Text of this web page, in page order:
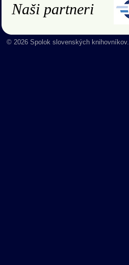
Naši partneri
© 2026 Spolok slovenských knihovníkov.